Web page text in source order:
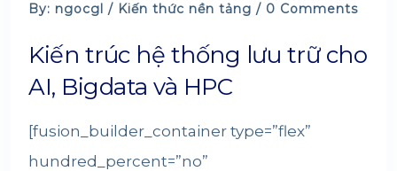
By: ngocgl / Kiến thức nền tảng / 0 Comments
Kiến trúc hệ thống lưu trữ cho
AI, Bigdata và HPC
[fusion_builder_container type=”flex”
hundred_percent=”no”